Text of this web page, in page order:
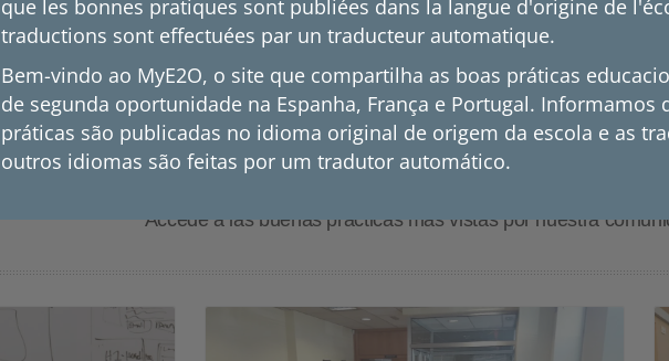
Prácticas más vistas
Accede a las buenas prácticas más vistas por nuestra
que les bonnes pratiques sont publiées dans la langue d'origine de
traductions sont effectuées par un traducteur automatique.
Bem-vindo ao MyE2O, o site que compartilha as boas práticas
de segunda oportunidade na Espanha, França e Portugal. Informamos
práticas são publicadas no idioma original de origem da escola e as
outros idiomas são feitas por um tradutor automático.